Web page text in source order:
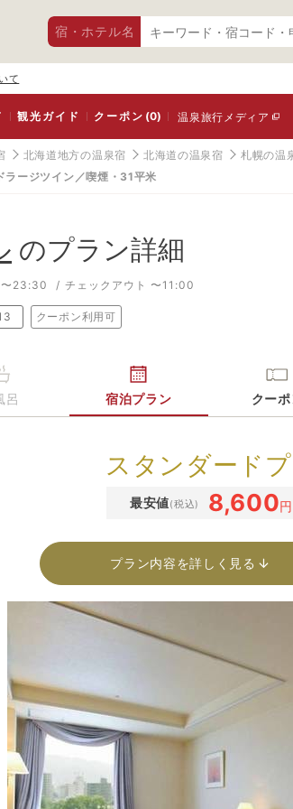
宿・ホテル名
て
観光ガイド クーポン(0) 温泉旅行メディア
北海道地方の温泉宿 北海道の温泉宿 札幌の温
ージツイン／喫煙・31平米
のプラン詳細
23:30 チェックアウト 〜11:00
クーポン利用可
呂 宿泊プラン クー
スタンダード
最安値(税込) 8,600
プラン内容を詳しく見る